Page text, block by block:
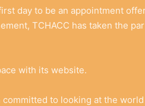
day to be an appointment
TCHACC has taken the
with its website.
to looking at the